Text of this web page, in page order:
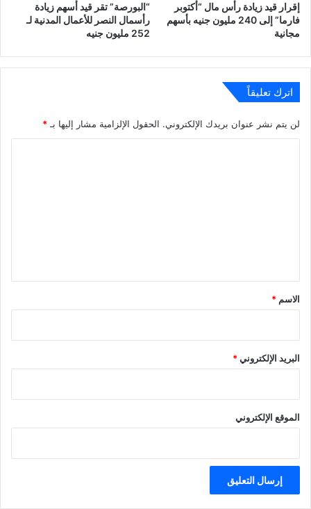
إقرار قيد زيادة رأس مال “أكتوبر
فارما” إلى 240 مليون جنيه بأسهم
مجانية
“البورصة” تقر قيد أسهم زيادة
رأسمال النصر للأعمال المدنية لـ
252 مليون جنيه
اترك تعليقاً
لن يتم نشر عنوان بريدك الإلكتروني. الحقول الإلزامية مشار إليها بـ*
*
الاسم *
البريد الإلكتروني*
الموقع الإلكتروني